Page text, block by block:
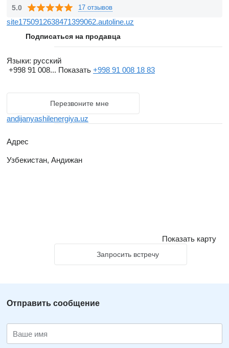
экологической выгоды.
5.0 17 отзывов
site1750912638471399062.autoline.uz
Подписаться на продавца
Языки: русский
+998 91 008... Показать +998 91 008 18 83
Перезвоните мне
andijanyashilenergiya.uz
Адрес
Узбекистан, Андижан
Показать карту
Запросить встречу
Отправить сообщение